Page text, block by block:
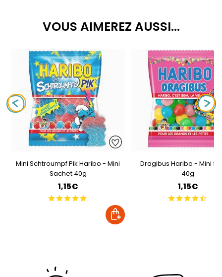
VOUS AIMEREZ AUSSI...
Mini Schtroumpf Pik Haribo - Mini
Sachet 40g
1,15€
Dragibus Haribo - Mini
40g
1,15€